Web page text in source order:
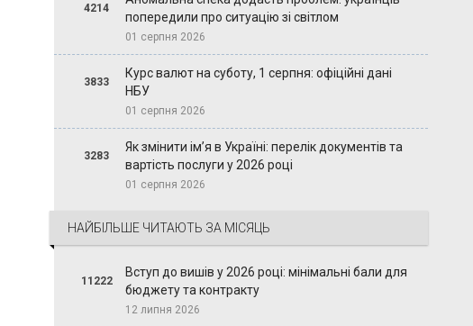
4214
попередили про ситуацію зі світлом
01 серпня 2026
3833
Курс валют на суботу, 1 серпня: офіційні дані
НБУ
01 серпня 2026
3283
Як змінити ім’я в Україні: перелік документів та
вартість послуги у 2026 році
01 серпня 2026
НАЙБІЛЬШЕ ЧИТАЮТЬ ЗА МІСЯЦЬ
11222
Вступ до вишів у 2026 році: мінімальні бали для
бюджету та контракту
12 липня 2026